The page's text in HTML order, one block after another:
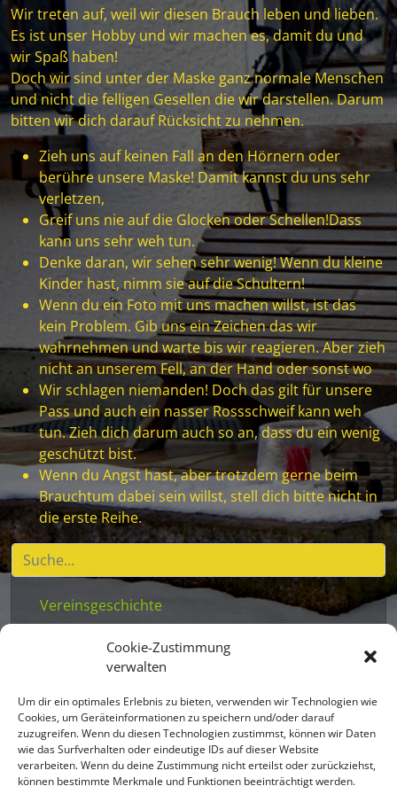
Cookie-Zustimmung
verwalten
Um dir ein optimales Erlebnis zu bieten, verwenden wir Technologien wie
Cookies, um Geräteinformationen zu speichern und/oder darauf
zuzugreifen. Wenn du diesen Technologien zustimmst, können wir Daten
wie das Surfverhalten oder eindeutige IDs auf dieser Website
verarbeiten. Wenn du deine Zustimmung nicht erteilst oder zurückziehst,
können bestimmte Merkmale und Funktionen beeinträchtigt werden.
Wir treten auf, weil wir diesen Brauch leben und lieben.
Es ist unser Hobby und wir machen es, damit du und
wir Spaß haben!
Doch wir sind unter der Maske ganz normale Menschen
und nicht die felligen Gesellen die wir darstellen. Darum
bitten wir dich darauf Rücksicht zu nehmen.
Zieh uns auf keinen Fall an den Hörnern oder
berühre unsere Maske! Damit kannst du uns sehr
verletzen,
Greif uns nie auf die Glocken oder Schellen!Dass
kann uns sehr weh tun.
Denke daran, wir sehen sehr wenig! Wenn du kleine
Kinder hast, nimm sie auf die Schultern!
Wenn du ein Foto mit uns machen willst, ist das
kein Problem. Gib uns ein Zeichen das wir
wahrnehmen und warte bis wir reagieren. Aber zieh
nicht an unserem Fell, an der Hand oder sonst wo
Wir schlagen niemanden! Doch das gilt für unsere
Pass und auch ein nasser Rossschweif kann weh
tun. Zieh dich darum auch so an, dass du ein wenig
geschützt bist.
Wenn du Angst hast, aber trotzdem gerne beim
Brauchtum dabei sein willst, stell dich bitte nicht in
die erste Reihe.
Vereinsgeschichte
Vereinsleben
Mitglieder
Masken
Brauchtum